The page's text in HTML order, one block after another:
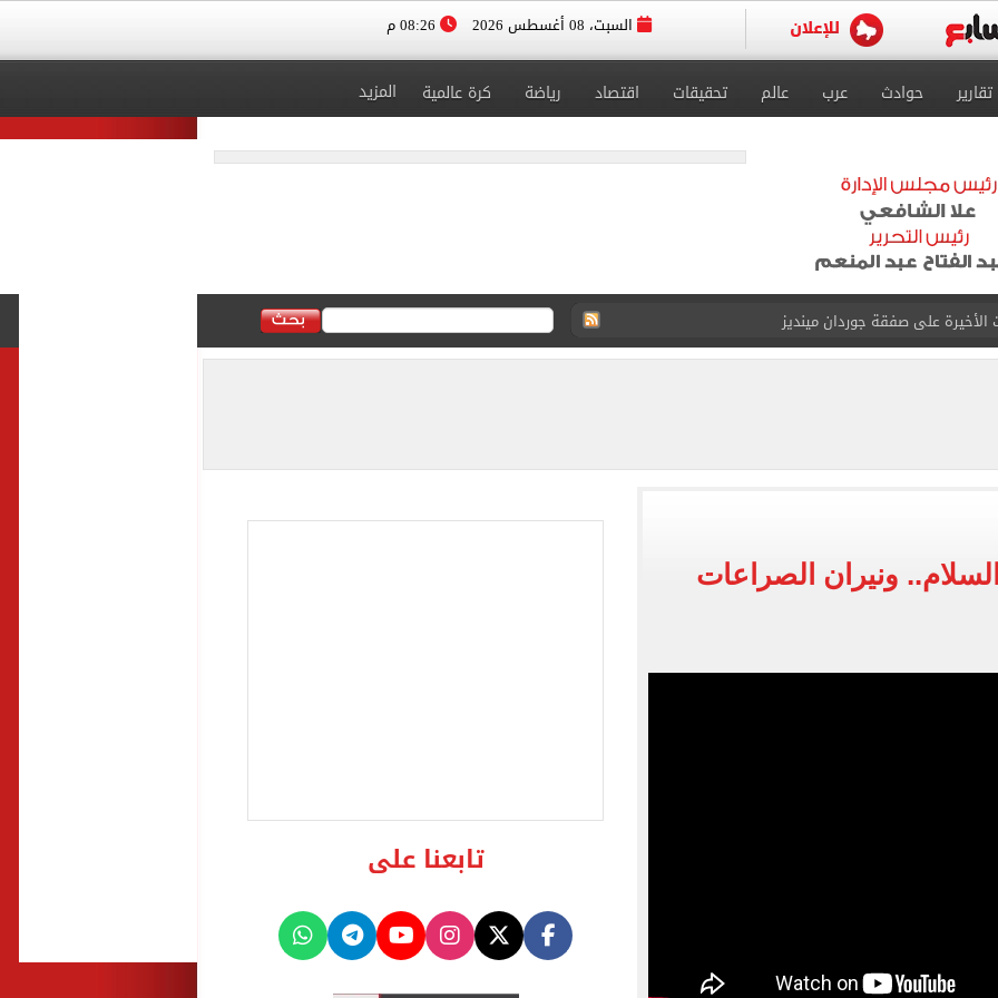
السبت، 08 أغسطس 2026
تقارير حوادث عرب عالم تحقيقات اقتصاد رياضة كرة عالمية المزيد
الأخيرة على صفقة جوردان مينديز
عن معسكر الزمالك بالعاصمة الجديدة
مصر بطولة أمم أفريقيا تحت 23 سنة
غامضة من عبد الله السعيد بعد غيابه عن الزمالك
للجهاز الفني لفريق الكرة بقيادة معتمد جمال
ونيران الصراعات
تابعنا على